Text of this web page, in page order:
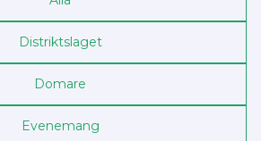
Distriktslaget
Domare
Evenemang